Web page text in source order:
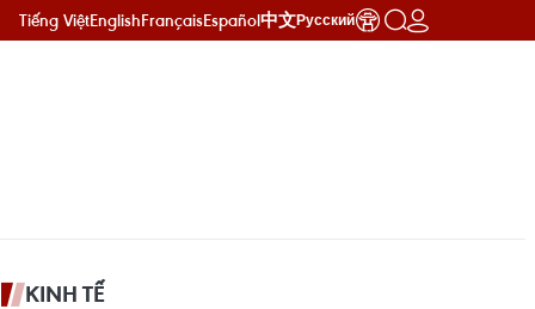
Tiếng ViệtEnglishFrançaisEspañol中文Русский
KINH TẾ